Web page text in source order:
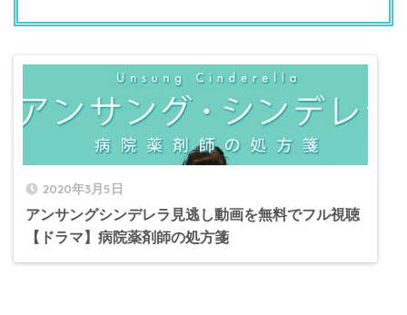
2020年3月5日
アンサングシンデレラ見逃し動画を無料でフル視聴
【ドラマ】病院薬剤師の処方箋